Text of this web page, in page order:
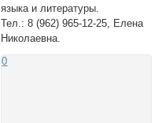
языка и литературы.
Тел.: 8 (962) 965-12-25, Елена
Николаевна.
0